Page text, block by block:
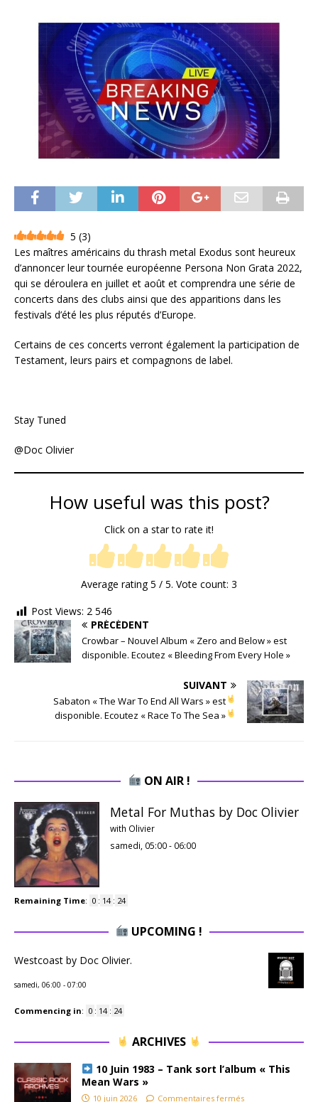
5 (3)
Les maîtres américains du thrash metal Exodus sont heureux
d’annoncer leur tournée européenne Persona Non Grata 2022,
qui se déroulera en juillet et août et comprendra une série de
concerts dans des clubs ainsi que des apparitions dans les
festivals d’été les plus réputés d’Europe.
Certains de ces concerts verront également la participation de
Testament, leurs pairs et compagnons de label.
Stay Tuned
@Doc Olivier
How useful was this post?
Click on a star to rate it!
Average rating5 / 5. Vote count: 3
Post Views: 2 546
PRÉCÉDENT
Crowbar – Nouvel Album « Zero and Below » est
disponible. Ecoutez « Bleeding From Every Hole »
SUIVANT
Sabaton « The War To End All Wars » est
disponible. Ecoutez « Race To The Sea »
ON AIR !
Metal For Muthas by Doc Olivier
with Olivier
samedi, 05:00- 06:00
Remaining Time: 0 : 14 : 24
UPCOMING !
Westcoast by Doc Olivier.
samedi, 06:00 - 07:00
Commencing in: 0 : 14 : 24
ARCHIVES
10 Juin 1983 – Tank sort l’album « This
Mean Wars »
10 juin 2026 Commentaires fermés